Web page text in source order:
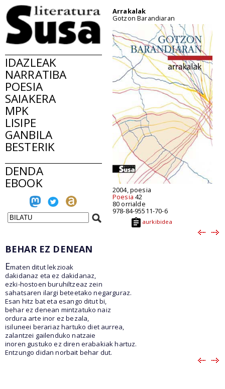
IDAZLEAK
NARRATIBA
POESIA
SAIAKERA
MPK
LISIPE
GANBILA
BESTERIK
DENDA
EBOOK
Arrakalak
Gotzon Barandiaran
2004, poesia
Poesia 42
80 orrialde
978-84-95511-70-6
aurkibidea
BEHAR EZ DENEAN
Ematen ditut lekzioak
dakidanaz eta ez dakidanaz,
ezki-hostoen buruhiltzeaz zein
sahatsaren ilargi beteetako negarguraz.
Esan hitz bat eta esango ditut bi,
behar ez denean mintzatuko naiz
ordura arte inor ez bezala,
isiluneei berariaz hartuko diet aurrea,
zalantzei gailenduko natzaie
inoren gustuko ez diren erabakiak hartuz.
Entzungo didan norbait behar dut.